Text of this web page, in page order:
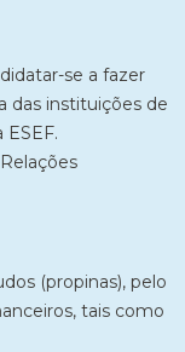
se a fazer
das instituições de
ESEF.
(propinas​), pelo
tais como